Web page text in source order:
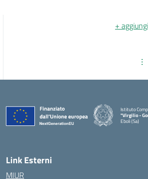
+
Istituto
"Virgilio -
Eboli (Sa)
Link Esterni
MIUR